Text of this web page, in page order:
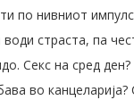
по нивниот
страста, па
Секс на сред
во